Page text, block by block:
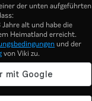
der unten aufgeführten
alt und habe die
Heimatland erreicht.
und der
von Viki zu.